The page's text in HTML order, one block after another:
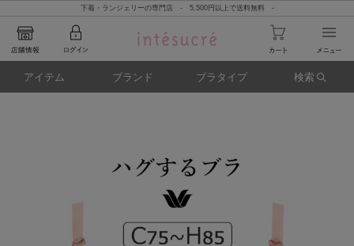
下着・ランジェリーの専門店 - 5,500円以上で送料無料 -
アイテム ブランド ブラタイプ 検索